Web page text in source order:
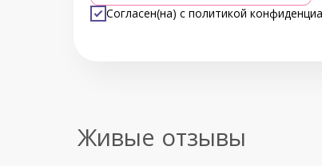
Согласен(на) с политикой
Живые отзывы